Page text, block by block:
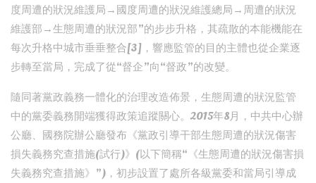
度周遭的狀況維護局→國度周遭的狀況維護總局→周遭的狀況
維護部→生態周遭的狀況部”的步步升格，其疏散的本能機能在
每次升格中城市垂垂整合[3]，響應監管的目的主體也從企業逐
步轉至當局，完成了從“督企”向“督政”的改變。
隨同著黨政義務一體化的治理改造佈景，生態周遭的狀況監管
中的黨委義務開端獲得政策追蹤關心。2015年8月，中共中心辦
公廳、國務院辦公廳發布《黨政引導干部生態周遭的狀況傷害
損失義務究查措施(試行)》(以下簡稱“《生態周遭的狀況傷害損
失義務究查措施》”)，初步設置了處所各級黨委和當局引導成